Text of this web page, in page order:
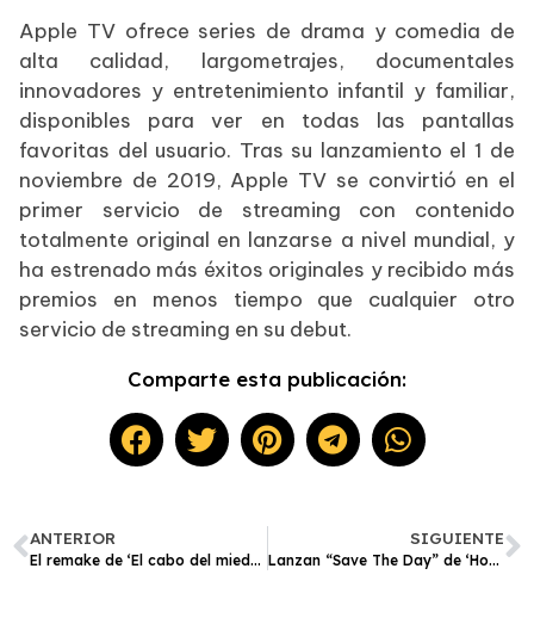
Apple TV ofrece series de drama y comedia de
alta calidad, largometrajes, documentales
innovadores y entretenimiento infantil y familiar,
disponibles para ver en todas las pantallas
favoritas del usuario. Tras su lanzamiento el 1 de
noviembre de 2019, Apple TV se convirtió en el
primer servicio de streaming con contenido
totalmente original en lanzarse a nivel mundial, y
ha estrenado más éxitos originales y recibido más
premios en menos tiempo que cualquier otro
servicio de streaming en su debut.
Comparte esta publicación:
ANTERIOR
El remake de ‘El cabo del miedo’ se estrenará en junio en Apple TV
SIGUIENTE
Lanzan “Save The Day” de ‘Hoppers: Operación Castor’, la nueva película de Disney y Pixar